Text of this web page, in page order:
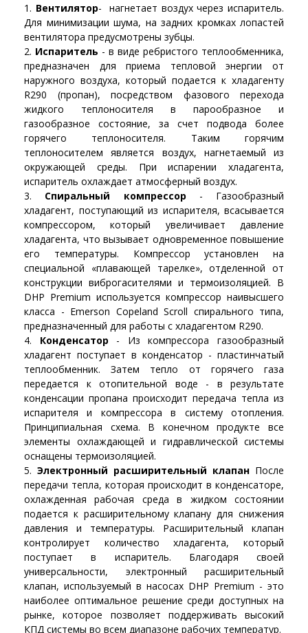
Вентилятор- нагнетает воздух через испаритель.
Для минимизации шума, на задних кромках лопастей
вентилятора предусмотрены зубцы.
Испаритель - в виде ребристого теплообменника,
предназначен для приема тепловой энергии от
наружного воздуха, который подается к хладагенту
R290 (пропан), посредством фазового перехода
жидкого теплоносителя в парообразное и
газообразное состояние, за счет подвода более
горячего теплоносителя. Таким горячим
теплоносителем является воздух, нагнетаемый из
окружающей среды. При испарении хладагента,
испаритель охлаждает атмосферный воздух.
Спиральный компрессор - Газообразный
хладагент, поступающий из испарителя, всасывается
компрессором, который увеличивает давление
хладагента, что вызывает одновременное повышение
его температуры. Компрессор установлен на
специальной «плавающей тарелке», отделенной от
конструкции виброгасителями и термоизоляцией. В
DHP Premium используется компрессор наивысшего
класса - Emerson Copeland Scroll спирального типа,
предназначенный для работы с хладагентом R290.
Конденсатор - Из компрессора газообразный
хладагент поступает в конденсатор - пластинчатый
теплообменник. Затем тепло от горячего газа
передается к отопительной воде - в результате
конденсации пропана происходит передача тепла из
испарителя и компрессора в систему отопления.
Принципиальная схема. В конечном продукте все
элементы охлаждающей и гидравлической системы
оснащены термоизоляцией.
Электронный расширительный клапан После
передачи тепла, которая происходит в конденсаторе,
охлажденная рабочая среда в жидком состоянии
подается к расширительному клапану для снижения
давления и температуры. Расширительный клапан
контролирует количество хладагента, который
поступает в испаритель. Благодаря своей
универсальности, электронный расширительный
клапан, используемый в насосах DHP Premium - это
наиболее оптимальное решение среди доступных на
рынке, которое позволяет поддерживать высокий
КПД системы во всем диапазоне рабочих температур.